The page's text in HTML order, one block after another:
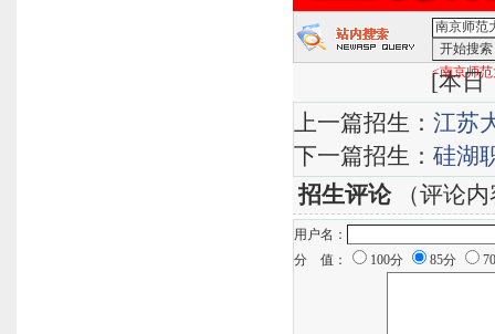
<南京师
[本日
上一篇招生： 江苏
下一篇招生： 硅湖
招生评论（评论内
用户名：
分 值：
100分 85分